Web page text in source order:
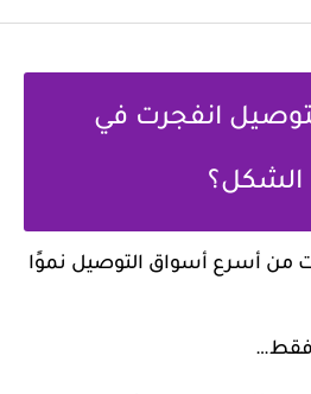
انفجرت في
أسواق التوصيل نموًا